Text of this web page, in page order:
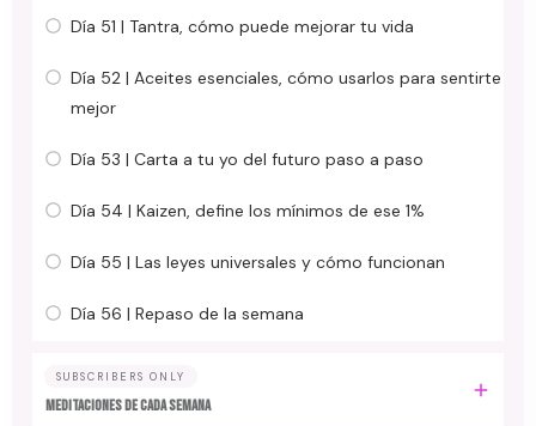
Día 51 | Tantra, cómo puede mejorar tu vida
Día 52 | Aceites esenciales, cómo usarlos para sentirte
mejor
Día 53 | Carta a tu yo del futuro paso a paso
Día 54 | Kaizen, define los mínimos de ese 1%
Día 55 | Las leyes universales y cómo funcionan
Día 56 | Repaso de la semana
SUBSCRIBERS ONLY
MEDITACIONES DE CADA SEMANA